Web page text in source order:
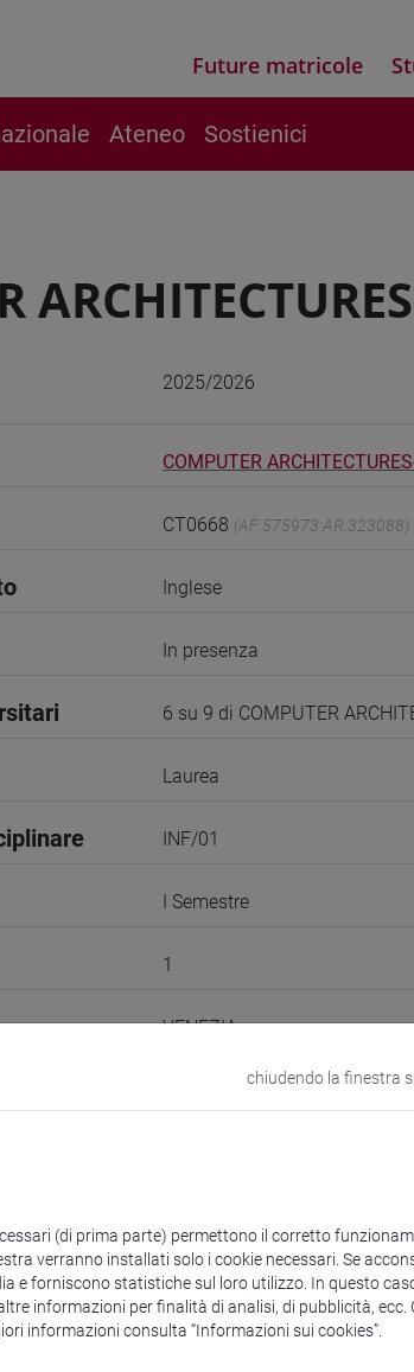
Future matricole
Ateneo Sostienici
2025/2026
COMPUTER
CT0668 (AF:575973 AR:323088)
Inglese
In presenza
6 su 9 di COMPUTER
Laurea
INF/01
I Semestre
1
VENEZIA
Link allo spazio del corso
Programma
chiudendo la finestra
(di prima parte) permettono il corretto
verranno installati solo i cookie necessari. Se
e forniscono statistiche sul loro utilizzo. In questo
informazioni per finalità di analisi, di pubblicità, ecc.
informazioni consulta “Informazioni sui cookies”.